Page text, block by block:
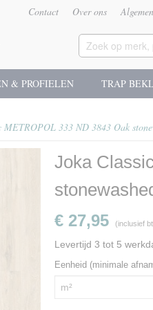
Contact Over ons
& PROFIELEN TRAP
METROPOL 333 ND 3843 Oak
Joka
€ 27,95 (inclusief
Levertijd 3 tot 5
Eenheid (minimale